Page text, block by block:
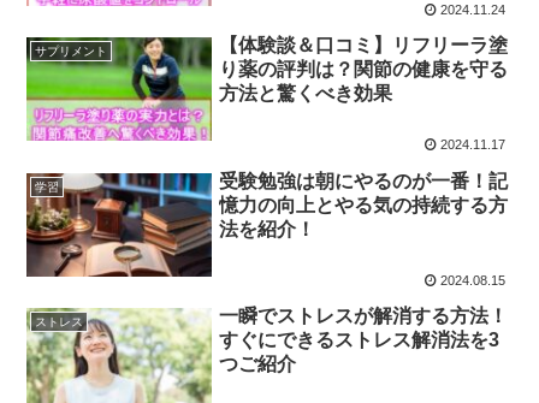
2024.11.24
サプリメント
【体験談＆口コミ】リフリーラ塗
り薬の評判は？関節の健康を守る
方法と驚くべき効果
2024.11.17
学習
受験勉強は朝にやるのが一番！記
憶力の向上とやる気の持続する方
法を紹介！
2024.08.15
ストレス
一瞬でストレスが解消する方法！
すぐにできるストレス解消法を3
つご紹介